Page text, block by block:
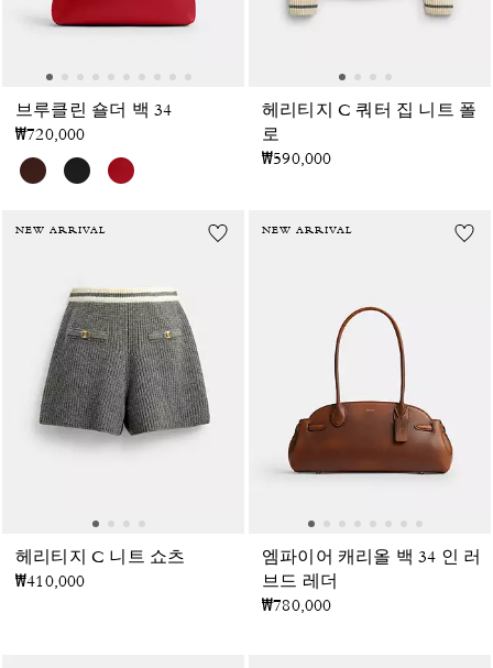
브루클린 숄더 백 34
₩720,000
헤리티지 C 쿼터 집 니트 폴
로
₩590,000
NEW ARRIVAL
헤리티지 C 니트 쇼츠
₩410,000
NEW ARRIVAL
엠파이어 캐리올 백 34 인 러
브드 레더
₩780,000